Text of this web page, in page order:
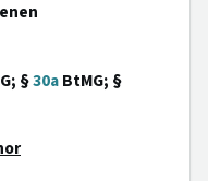
§30aBtMG; §